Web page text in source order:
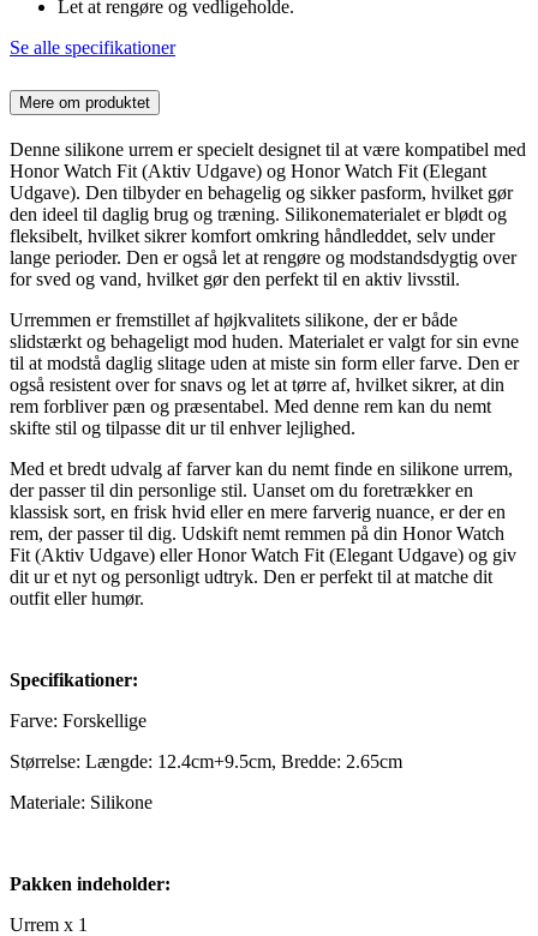
Let at rengøre og vedligeholde.
Se alle specifikationer
Mere om produktet
Denne silikone urrem er specielt designet til at være kompatibel med
Honor Watch Fit (Aktiv Udgave) og Honor Watch Fit (Elegant
Udgave). Den tilbyder en behagelig og sikker pasform, hvilket gør
den ideel til daglig brug og træning. Silikonematerialet er blødt og
fleksibelt, hvilket sikrer komfort omkring håndleddet, selv under
lange perioder. Den er også let at rengøre og modstandsdygtig over
for sved og vand, hvilket gør den perfekt til en aktiv livsstil.
Urremmen er fremstillet af højkvalitets silikone, der er både
slidstærkt og behageligt mod huden. Materialet er valgt for sin evne
til at modstå daglig slitage uden at miste sin form eller farve. Den er
også resistent over for snavs og let at tørre af, hvilket sikrer, at din
rem forbliver pæn og præsentabel. Med denne rem kan du nemt
skifte stil og tilpasse dit ur til enhver lejlighed.
Med et bredt udvalg af farver kan du nemt finde en silikone urrem,
der passer til din personlige stil. Uanset om du foretrækker en
klassisk sort, en frisk hvid eller en mere farverig nuance, er der en
rem, der passer til dig. Udskift nemt remmen på din Honor Watch
Fit (Aktiv Udgave) eller Honor Watch Fit (Elegant Udgave) og giv
dit ur et nyt og personligt udtryk. Den er perfekt til at matche dit
outfit eller humør.
Specifikationer:
Farve: Forskellige
Størrelse: Længde: 12.4cm+9.5cm, Bredde: 2.65cm
Materiale: Silikone
Pakken indeholder:
Urrem x 1